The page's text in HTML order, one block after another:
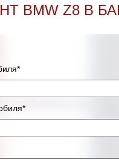
BMW Z8 В